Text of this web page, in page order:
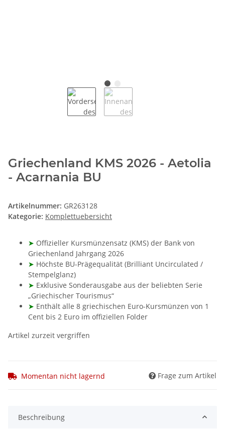
Griechenland KMS 2026 - Aetolia
- Acarnania BU
Artikelnummer: GR263128
Kategorie: Komplettuebersicht
➤ Offizieller Kursmünzensatz (KMS) der Bank von
Griechenland Jahrgang 2026
➤ Höchste BU-Prägequalität (Brilliant Uncirculated /
Stempelglanz)
➤ Exklusive Sonderausgabe aus der beliebten Serie
„Griechischer Tourismus“
➤ Enthält alle 8 griechischen Euro-Kursmünzen von 1
Cent bis 2 Euro im offiziellen Folder
Artikel zurzeit vergriffen
Momentan nicht lagernd Frage zum Artikel
Beschreibung